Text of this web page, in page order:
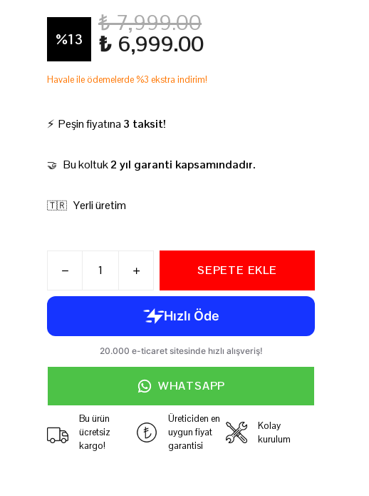
%13
₺ 7,999.00
₺ 6,999.00
Havale ile ödemelerde %3 ekstra indirim!
⚡ Peşin fiyatına 3 taksit!
🤝 Bu koltuk2 yıl garanti kapsamındadır.
🇹🇷 Yerli üretim
SEPETE EKLE
WHATSAPP
Bu ürün
ücretsiz
kargo!
Üreticiden en
uygun fiyat
garantisi
Kolay
kurulum